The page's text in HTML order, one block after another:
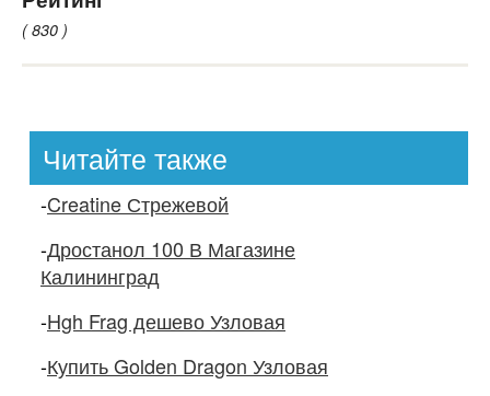
( 830 )
Читайте также
-Creatine Стрежевой
-Дростанол 100 В Магазине
Калининград
-Hgh Frag дешево Узловая
-Купить Golden Dragon Узловая